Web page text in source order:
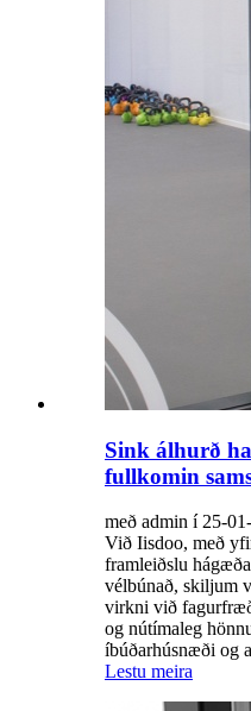
Sink álhurð
fullkomin
með admin í 25-
Við Iisdoo, með
framleiðslu
vélbúnað, skiljum
virkni við
og nútímaleg
íbúðarhúsnæði og
Lestu meira